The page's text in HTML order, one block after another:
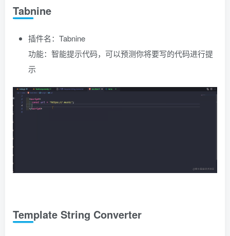
Tabnine
插件名：Tabnine
功能：智能提示代码，可以预测你将要写的代码进行提
示
Template String Converter